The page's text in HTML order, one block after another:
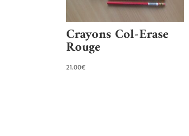
Crayons Col-Erase
Rouge
21.00€